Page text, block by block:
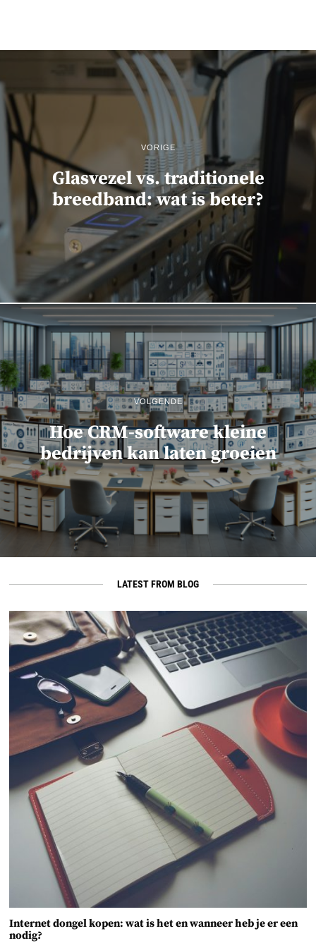
VORIGE
Glasvezel vs. traditionele
breedband: wat is beter?
VOLGENDE
Hoe CRM-software kleine
bedrijven kan laten groeien
LATEST FROM BLOG
Internet dongel kopen: wat is het en wanneer heb je er een
nodig?